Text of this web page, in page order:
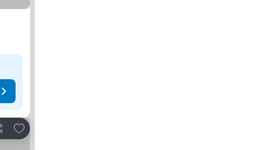
Adicionar aos favoritos